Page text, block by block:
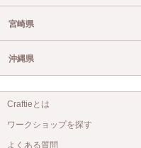
宮崎県
沖縄県
Craftieとは
ワークショップを探す
よくある質問